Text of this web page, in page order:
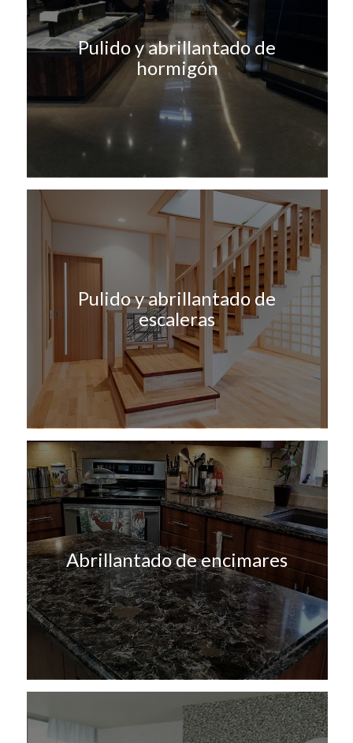
Pulido y abrillantado de
hormigón
Pulido y abrillantado de
escaleras
Abrillantado de encimares